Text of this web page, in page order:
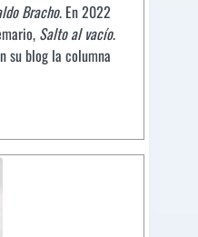
Bracho. En 2022
Salto al vacío.
su blog la columna